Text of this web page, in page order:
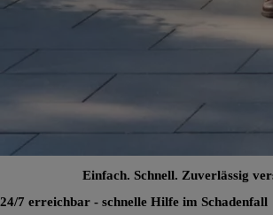
Einfach. Schnell. Zuverlässig
24/7 erreichbar - schnelle Hilfe im Schadenfall